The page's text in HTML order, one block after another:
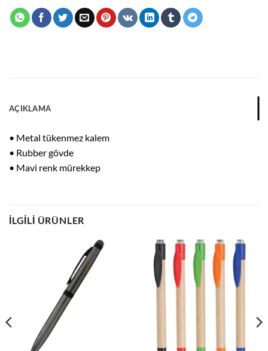
AÇIKLAMA
• Metal tükenmez kalem
• Rubber gövde
• Mavi renk mürekkep
İLGILI ÜRÜNLER